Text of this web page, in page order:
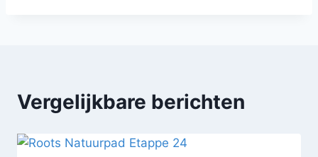
Vergelijkbare berichten